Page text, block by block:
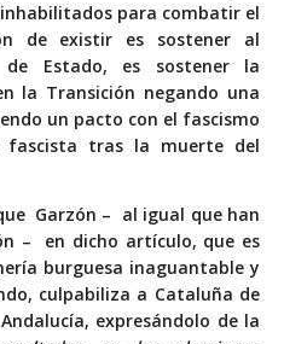
para combatir el
de existir es sostener al
de Estado, es sostener la
la Transición negando una
un pacto con el fascismo
fascista tras la muerte del
Garzón – al igual que han
– en dicho artículo, que es
burguesa inaguantable y
culpabiliza a Cataluña de
expresándolo de la